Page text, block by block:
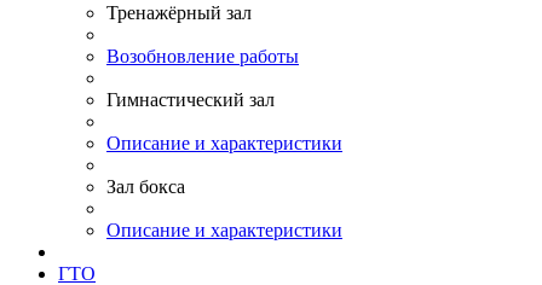
Тренажёрный зал
Возобновление работы
Гимнастический зал
Описание и характеристики
Зал бокса
Описание и характеристики
ГТО